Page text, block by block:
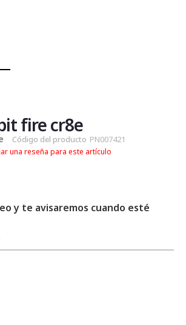
fire cr8e
Código del producto PN007421
una reseña para este artículo
y te avisaremos cuando esté